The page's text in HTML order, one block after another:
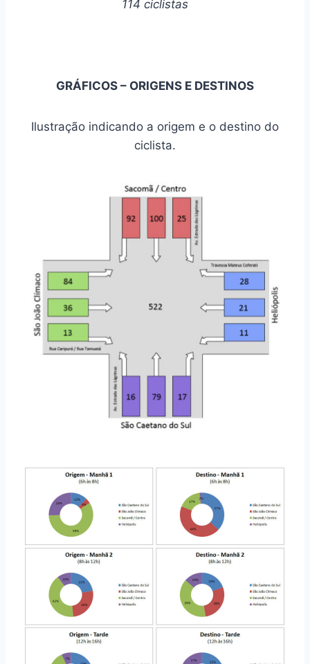
114 ciclistas
GRÁFICOS – ORIGENS E DESTINOS
Ilustração indicando a origem e o destino do
ciclista.